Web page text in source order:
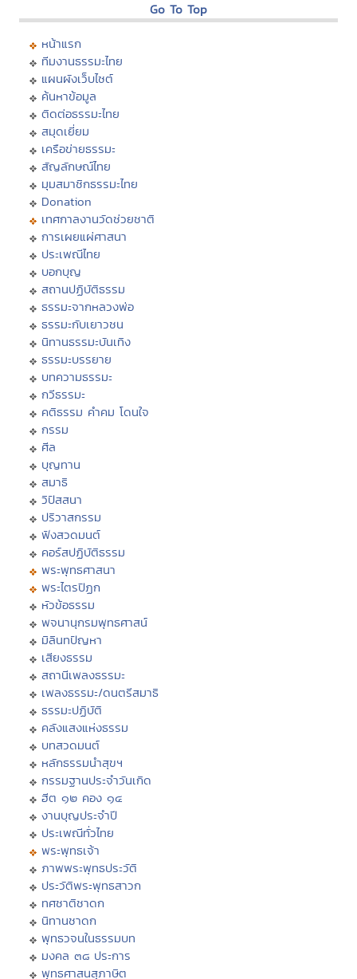
Go To Top
หน้าแรก
ทีมงานธรรมะไทย
แผนผังเว็บไซต์
ค้นหาข้อมูล
ติดต่อธรรมะไทย
สมุดเยี่ยม
เครือข่ายธรรมะ
สัญลักษณ์ไทย
มุมสมาชิกธรรมะไทย
Donation
เทศกาลงานวัดช่วยชาติ
การเผยแผ่ศาสนา
ประเพณีไทย
บอกบุญ
สถานปฏิบัติธรรม
ธรรมะจากหลวงพ่อ
ธรรมะกับเยาวชน
นิทานธรรมะบันเทิง
ธรรมะบรรยาย
บทความธรรมะ
กวีธรรมะ
คติธรรม คำคม โดนใจ
กรรม
ศีล
บุญทาน
สมาธิ
วิปัสสนา
ปริวาสกรรม
ฟังสวดมนต์
คอร์สปฏิบัติธรรม
พระพุทธศาสนา
พระไตรปิฏก
หัวข้อธรรม
พจนานุกรมพุทธศาสน์
มิลินทปัญหา
เสียงธรรม
สถานีเพลงธรรมะ
เพลงธรรมะ/ดนตรีสมาธิ
ธรรมะปฏิบัติ
คลังแสงแห่งธรรม
บทสวดมนต์
หลักธรรมนำสุขฯ
กรรมฐานประจำวันเกิด
ฮีต ๑๒ คอง ๑๔
งานบุญประจำปี
ประเพณีทั่วไทย
พระพุทธเจ้า
ภาพพระพุทธประวัติ
ประวัติพระพุทธสาวก
ทศชาติชาดก
นิทานชาดก
พุทธวจนในธรรมบท
มงคล ๓๘ ประการ
พุทธศาสนสุภาษิต